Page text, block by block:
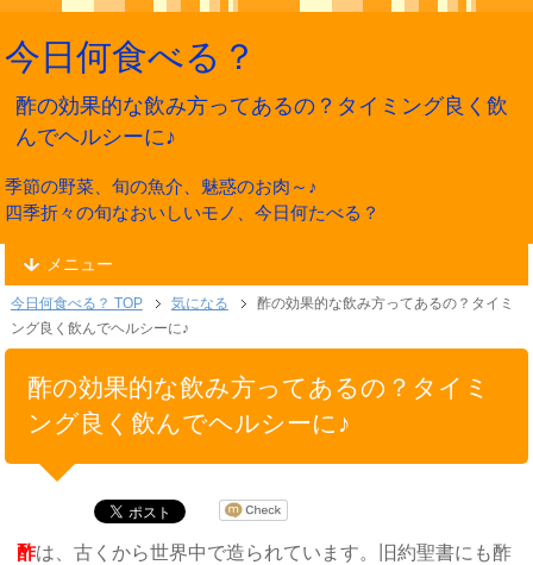
今日何食べる？
酢の効果的な飲み方ってあるの？タイミング良く飲
んでヘルシーに♪
季節の野菜、旬の魚介、魅惑のお肉～♪
四季折々の旬なおいしいモノ、今日何たべる？
メニュー
今日何食べる？ TOP 気になる
酢の効果的な飲み方ってあるの？タイミ
ング良く飲んでヘルシーに♪
酢の効果的な飲み方ってあるの？タイミ
ング良く飲んでヘルシーに♪
酢は、古くから世界中で造られています。旧約聖書にも酢